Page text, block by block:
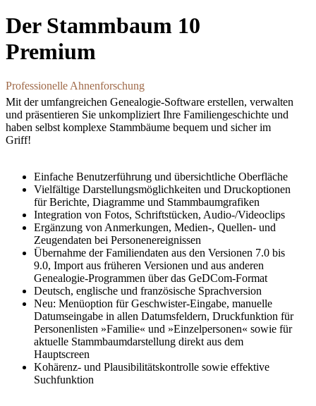
Der Stammbaum 10
Premium
Professionelle Ahnenforschung
Mit der umfangreichen Genealogie-Software erstellen, verwalten
und präsentieren Sie unkompliziert Ihre Familiengeschichte und
haben selbst komplexe Stammbäume bequem und sicher im
Griff!
Einfache Benutzerführung und übersichtliche Oberfläche
Vielfältige Darstellungsmöglichkeiten und Druckoptionen
für Berichte, Diagramme und Stammbaumgrafiken
Integration von Fotos, Schriftstücken, Audio-/Videoclips
Ergänzung von Anmerkungen, Medien-, Quellen- und
Zeugendaten bei Personenereignissen
Übernahme der Familiendaten aus den Versionen 7.0 bis
9.0, Import aus früheren Versionen und aus anderen
Genealogie-Programmen über das GeDCom-Format
Deutsch, englische und französische Sprachversion
Neu: Menüoption für Geschwister-Eingabe, manuelle
Datumseingabe in allen Datumsfeldern, Druckfunktion für
Personenlisten »Familie« und »Einzelpersonen« sowie für
aktuelle Stammbaumdarstellung direkt aus dem
Hauptscreen
Kohärenz- und Plausibilitätskontrolle sowie effektive
Suchfunktion